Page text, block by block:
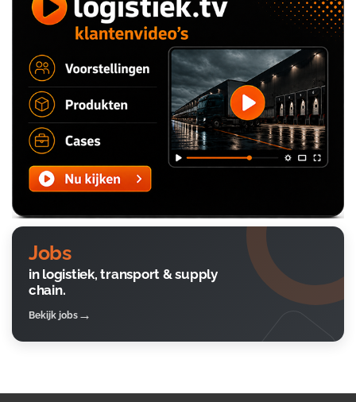
Jobs
in logistiek, transport & supply
chain.
Bekijk jobs